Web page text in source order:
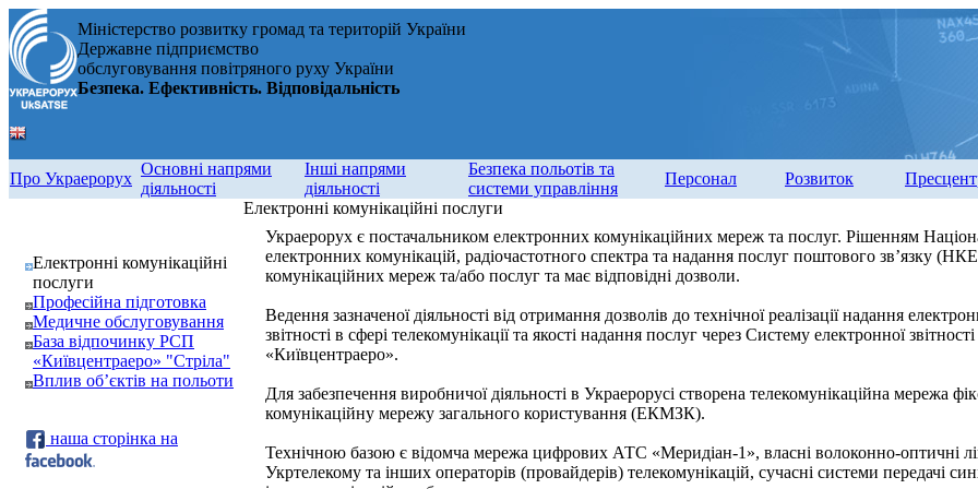
Міністерство розвитку громад та територій України
Державне підприємство
обслуговування повітряного руху України
Безпека. Ефективність. Відповідальність
Про Украерорух
Основні напрями
діяльності
Інші напрями
діяльності
Безпека польотів та
системи управління
Персонал Розвиток
Електронні комунікаційні
послуги
Професійна підготовка
Медичне обслуговування
База відпочинку РСП
«Київцентраеро» "Стріла"
Вплив об’єктів на польоти
наша сторінка на
Електронні комунікаційні послуги
Украерорух є постачальником електронних комунікаційних мереж та послуг. Рішенням
електронних комунікацій, радіочастотного спектра та надання послуг поштового зв’язку
комунікаційних мереж та/або послуг та має відповідні дозволи.
Ведення зазначеної діяльності від отримання дозволів до технічної реалізації надання
звітності в сфері телекомунікації та якості надання послуг через Систему електронної
«Київцентраеро».
Для забезпечення виробничої діяльності в Украерорусі створена телекомунікаційна мережа
комунікаційну мережу загального користування (ЕКМЗК).
Технічною базою є відомча мережа цифрових АТС «Меридіан-1», власні волоконно-оптичні
Укртелекому та інших операторів (провайдерів) телекомунікацій, сучасні системи передачі